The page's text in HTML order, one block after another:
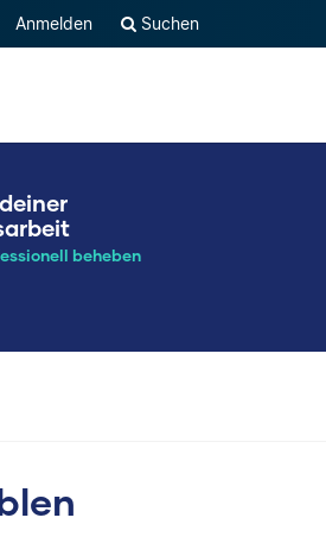
Anmelden Suchen
beheben